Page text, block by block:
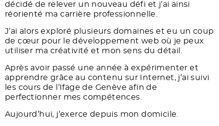
décidé de relever un nouveau défi et j’ai ainsi
réorienté ma carrière professionnelle.
J’ai alors exploré plusieurs domaines et eu un coup
de cœur pour le développement web où je peux
utiliser ma créativité et mon sens du détail.
Après avoir passé une année à expérimenter et
apprendre grâce au contenu sur Internet, j’ai suivi
les cours de l’Ifage de Genève afin de
perfectionner mes compétences.
Aujourd’hui, j’exerce depuis mon domicile.